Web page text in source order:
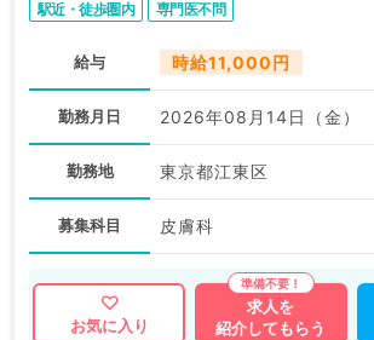
駅近・徒歩圏内 専門医不問
給与 時給11,000円
勤務月日 2026年08月14日（金）
勤務地 東京都江東区
募集科目 皮膚科
お気に入り
求人を
紹介してもらう